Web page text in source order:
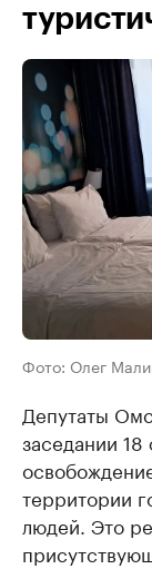
Фото: Олег
Депутаты
заседании 18
территории
людей. Это